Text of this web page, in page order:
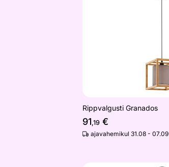
Rippvalgusti Granados
91,19 €
ajavahemikul 31.08 - 07.09